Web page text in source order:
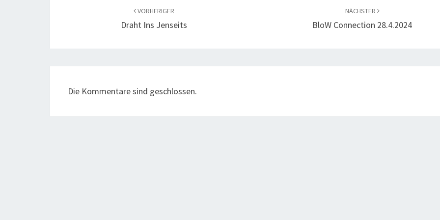
VORHERIGER
Draht Ins Jenseits
NÄCHSTER
BloW Connection 28.4.2024
Die Kommentare sind geschlossen.